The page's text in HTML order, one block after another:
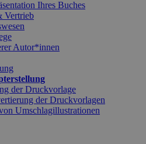
Ihres Buches
Vertrieb
Autor*innen
der Druckvorlage
der Druckvorlagen
Umschlagillustrationen